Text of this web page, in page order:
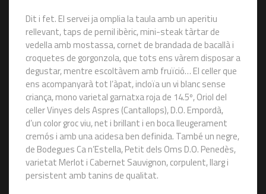
Dit i fet. El servei ja omplia la taula amb un aperitiu
rellevant, taps de pernil ibèric, mini-steak tàrtar de
vedella amb mostassa, cornet de brandada de bacallà i
croquetes de gorgonzola, que tots ens vàrem disposar a
degustar, mentre escoltàvem amb fruïció… El celler que
ens acompanyarà tot l’àpat, incloïa un vi blanc sense
criança, mono varietal garnatxa roja de 14.5º, Oriol del
celler Vinyes dels Aspres (Cantallops), D.O. Empordà,
d’un color groc viu, net i brillant i en boca lleugerament
cremós i amb una acidesa ben definida. També un negre,
de Bodegues Ca n’Estella, Petit dels Oms D.O. Penedès,
varietat Merlot i Cabernet Sauvignon, corpulent, llarg i
persistent amb tanins de qualitat.